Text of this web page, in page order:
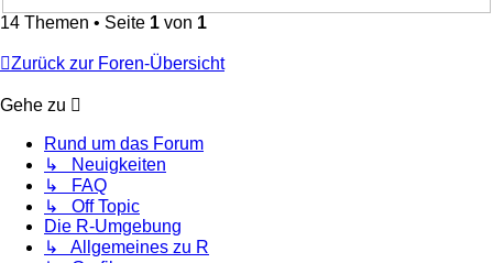
14 Themen • Seite 1 von 1
Zurück zur Foren-Übersicht
Gehe zu
Rund um das Forum
↳ Neuigkeiten
↳ FAQ
↳ Off Topic
Die R-Umgebung
↳ Allgemeines zu R